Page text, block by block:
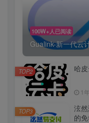
100W+人已阅读
Gualink-新一代云
哈
1
TOP2
泫
的
TOP3